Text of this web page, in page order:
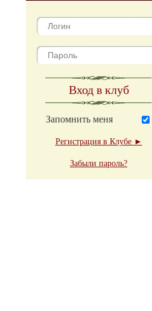
Вход в клуб
Запомнить меня
Регистрация в Клубе ►
Забыли пароль?